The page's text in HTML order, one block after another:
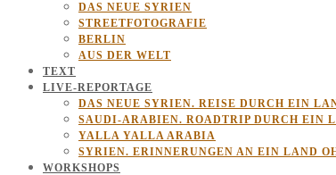
DAS NEUE SYRIEN
STREETFOTOGRAFIE
BERLIN
AUS DER WELT
TEXT
LIVE-REPORTAGE
DAS NEUE SYRIEN. REISE DURCH EIN
SAUDI-ARABIEN. ROADTRIP DURCH EIN
YALLA YALLA ARABIA
SYRIEN. ERINNERUNGEN AN EIN LAND
WORKSHOPS